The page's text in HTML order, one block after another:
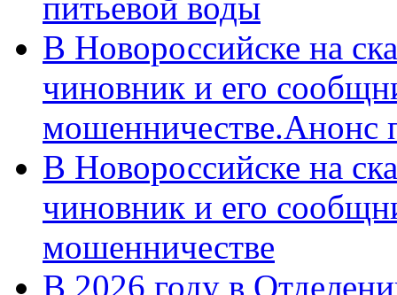
В Новороссийске на
чиновник и его
мошенничестве.Анонс
В Новороссийске на
чиновник и его
мошенничестве
В 2026 году в